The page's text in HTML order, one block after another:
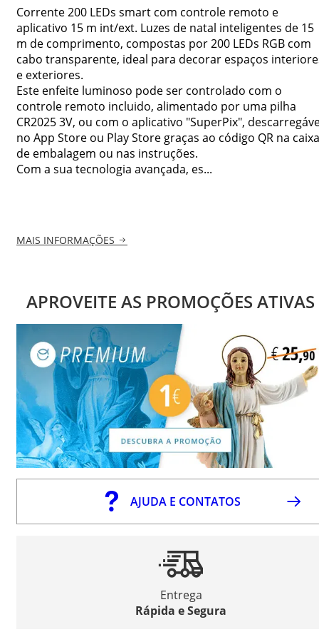
Corrente 200 LEDs smart com controle remoto e
aplicativo 15 m int/ext. Luzes de natal inteligentes de 15
m de comprimento, compostas por 200 LEDs RGB com
cabo transparente, ideal para decorar espaços
e exteriores.
Este enfeite luminoso pode ser controlado com o
controle remoto incluido, alimentado por uma pilha
CR2025 3V, ou com o aplicativo "SuperPix",
no App Store ou Play Store graças ao código QR na caixa
de embalagem ou nas instruções.
Com a sua tecnologia avançada, es...
MAIS INFORMAÇÕES
APROVEITE AS PROMOÇÕES ATIVAS
AJUDA E CONTATOS
Entrega
Rápida e Segura